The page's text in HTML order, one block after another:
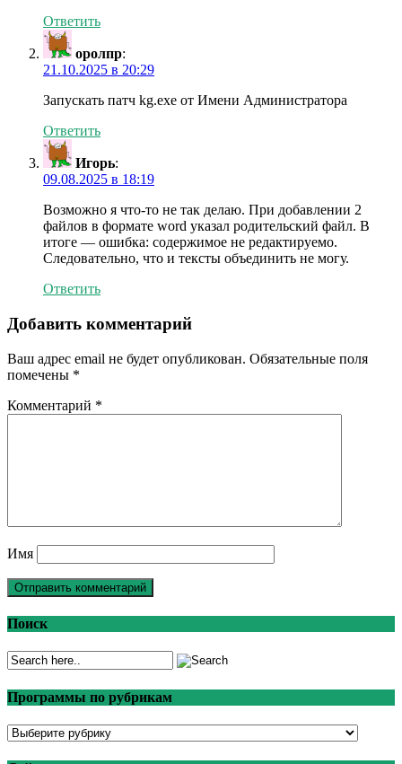
Ответить
оролпр:
21.10.2025 в 20:29
Запускать патч kg.exe от Имени Администратора
Ответить
Игорь:
09.08.2025 в 18:19
Возможно я что-то не так делаю. При добавлении 2
файлов в формате word указал родительский файл. В
итоге — ошибка: содержимое не редактируемо.
Следовательно, что и тексты объединить не могу.
Ответить
Добавить комментарий
Ваш адрес email не будет опубликован. Обязательные поля
помечены *
Комментарий *
Имя
Поиск
Программы по рубрикам
Программы